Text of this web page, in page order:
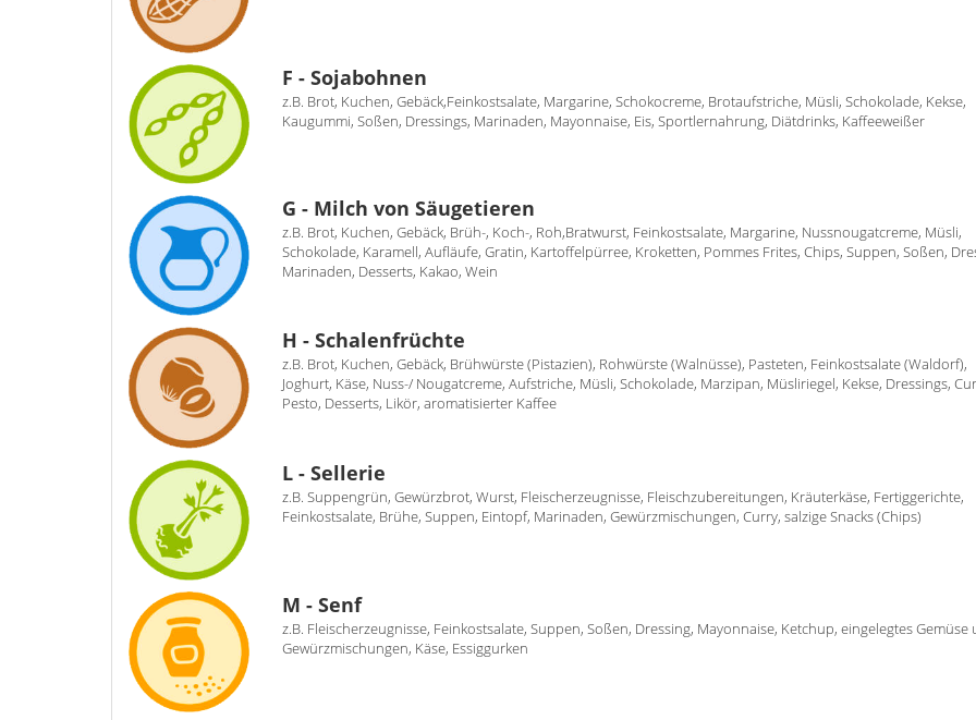
F - Sojabohnen
z.B. Brot, Kuchen, Gebäck,Feinkostsalate, Margarine, Schokocreme, Brotaufstriche, Müsli, Schokolade, Kekse,
Kaugummi, Soßen, Dressings, Marinaden, Mayonnaise, Eis, Sportlernahrung, Diätdrinks, Kaffeeweißer
G - Milch von Säugetieren
z.B. Brot, Kuchen, Gebäck, Brüh-, Koch-, Roh,Bratwurst, Feinkostsalate, Margarine, Nussnougatcreme, Müsli,
Schokolade, Karamell, Aufläufe, Gratin, Kartoffelpürree, Kroketten, Pommes Frites, Chips, Suppen, Soßen,
Marinaden, Desserts, Kakao, Wein
H - Schalenfrüchte
z.B. Brot, Kuchen, Gebäck, Brühwürste (Pistazien), Rohwürste (Walnüsse), Pasteten, Feinkostsalate (Waldorf),
Joghurt, Käse, Nuss-/ Nougatcreme, Aufstriche, Müsli, Schokolade, Marzipan, Müsliriegel, Kekse, Dressings,
Pesto, Desserts, Likör, aromatisierter Kaffee
L - Sellerie
z.B. Suppengrün, Gewürzbrot, Wurst, Fleischerzeugnisse, Fleischzubereitungen, Kräuterkäse, Fertiggerichte,
Feinkostsalate, Brühe, Suppen, Eintopf, Marinaden, Gewürzmischungen, Curry, salzige Snacks (Chips)
M - Senf
z.B. Fleischerzeugnisse, Feinkostsalate, Suppen, Soßen, Dressing, Mayonnaise, Ketchup, eingelegtes Gemüse
Gewürzmischungen, Käse, Essiggurken